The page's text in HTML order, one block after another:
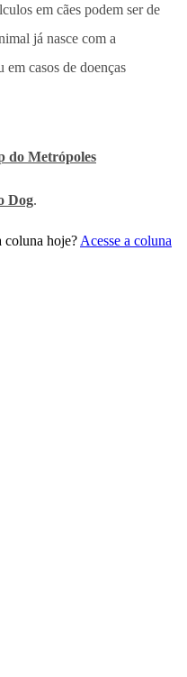
em cães podem ser de
já nasce com a
em casos de doenças
do Metrópoles
Dog.
coluna hoje? Acesse a coluna